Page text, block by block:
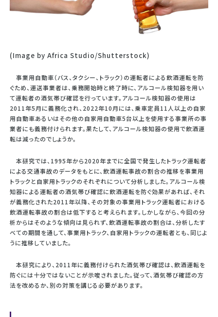
(Image by Africa Studio/Shutterstock)
事業用自動車（バス、タクシー、トラック）の運転者による飲酒運転を防
ぐため、運送事業者は、乗務開始時と終了時に、アルコール検知器を用い
て運転者の酒気帯び確認を行っています。アルコール検知器の使用は
2011年5月に義務化され、2022年10月には、乗車定員11人以上の自家
用自動車あるいはその他の自家用自動車5台以上を使用する事業所の事
業者にも義務付けられます。果たして、アルコール検知器の使用で飲酒運
転は減ったのでしょうか。
本研究では、1995年から2020年までに全国で発生したトラック運転者
による交通事故のデータをもとに、飲酒運転事故の割合の推移を事業用
トラックと自家用トラックのそれぞれについて分析しました。アルコール検
知器による運転者の酒気帯び確認に飲酒運転を防ぐ効果があれば、それ
が義務化された2011年以降、その対象の事業用トラック運転者における
飲酒運転事故の割合は低下すると考えられます。しかしながら、今回の分
析からはそのような傾向は見られず、飲酒運転事故の割合は、分析したす
べての期間を通して、事業用トラック、自家用トラックの運転者とも、同じよ
うに推移していました。
本研究により、2011年に義務付けられた酒気帯び確認は、飲酒運転を
防ぐには十分ではないことが示唆されました。従って、酒気帯び確認の方
法を改めるか、別の対策を講じる必要があります。